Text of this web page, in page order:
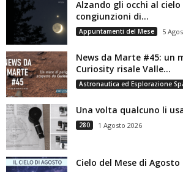
Alzando gli occhi al cielo
congiunzioni di...
Appuntamenti del Mese 5
News da Marte #45: un
Curiosity risale Valle...
Astronautica ed Esplorazione
Una volta qualcuno li
280 1 Agosto 2026
Cielo del Mese di Agosto